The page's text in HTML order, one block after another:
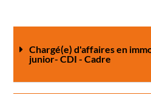
Chargé(e) d'affaires en
junior- CDI - Cadre